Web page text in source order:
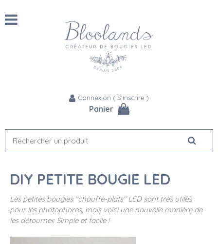
Connexion ( S'inscrire )
Panier
DIY PETITE BOUGIE LED
Les petites bougies "chauffe-plats" LED sont très utiles
pour les photophores, mais voici une nouvelle manière de
les détourner. Simple et facile !